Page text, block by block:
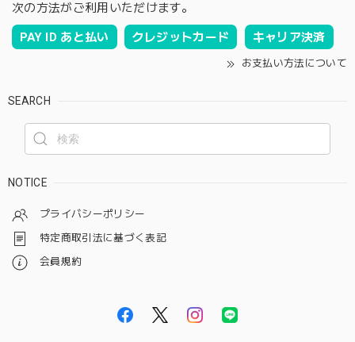
次の方法がご利用いただけます。
PAY ID あと払い クレジットカード キャリア決済
お支払い方法について
SEARCH
NOTICE
プライバシーポリシー
特定商取引法に基づく表記
会員規約